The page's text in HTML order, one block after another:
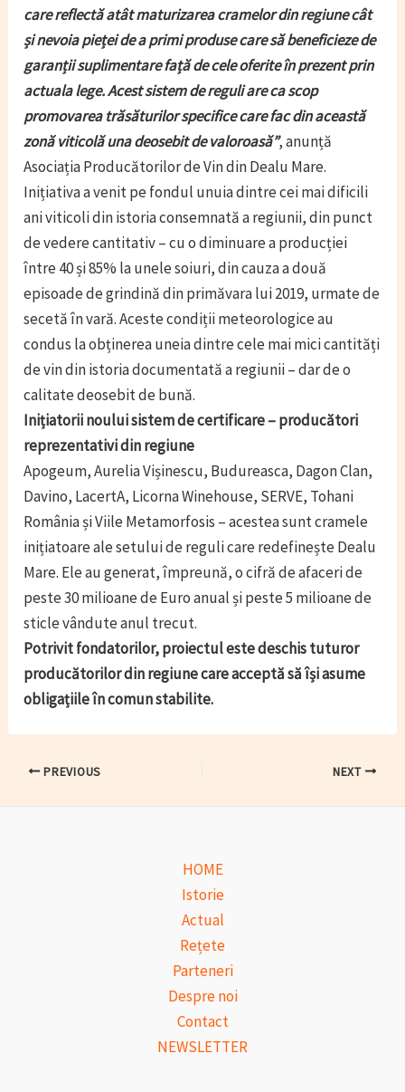
care reflectă atât maturizarea cramelor din regiune cât
și nevoia pieței de a primi produse care să beneficieze de
garanții suplimentare față de cele oferite în prezent prin
actuala lege. Acest sistem de reguli are ca scop
promovarea trăsăturilor specifice care fac din această
zonăviticolă una deosebit de valoroasă”, anunță
Asociația Producătorilor de Vin din Dealu Mare.
Inițiativa a venit pe fondul unuia dintre cei mai dificili
ani viticoli din istoria consemnată a regiunii, din punct
de vedere cantitativ – cu o diminuare a producției
între 40 și 85% la unele soiuri, din cauza a două
episoade de grindină din primăvara lui 2019, urmate de
secetă în vară. Aceste condiții meteorologice au
condus la obținerea uneia dintre cele mai mici cantități
de vin din istoria documentată a regiunii – dar de o
calitate deosebit de bună.
Inițiatorii noului sistem de certificare – producători
reprezentativi din regiune
Apogeum, Aurelia Vișinescu, Budureasca, Dagon Clan,
Davino, LacertA, Licorna Winehouse, SERVE, Tohani
România și Viile Metamorfosis – acestea sunt cramele
inițiatoare ale setului de reguli care redefinește Dealu
Mare. Ele au generat, împreună, o cifră de afaceri de
peste 30 milioane de Euro anual și peste 5 milioane de
sticle vândute anul trecut.
Potrivit fondatorilor, proiectul este deschis tuturor
producătorilor din regiune care acceptă să își asume
obligațiile în comun stabilite.
Post PREVIOUS NEXT
HOME
Istorie
Actual
Rețete
Parteneri
Despre noi
Contact
NEWSLETTER